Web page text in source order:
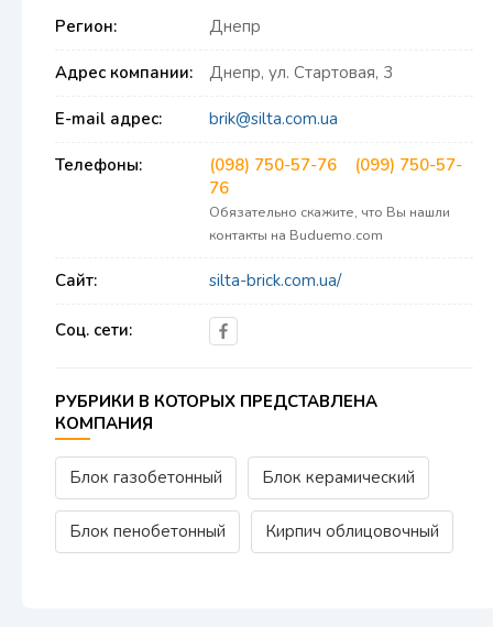
Регион: Днепр
Адрес компании: Днепр, ул. Стартовая, 3
E-mail адрес: brik@silta.com.ua
Телефоны: (098) 750-57-76
(099) 750-57-
76
Обязательно скажите, что Вы нашли
контакты на Buduemo.com
Сайт: silta-brick.com.ua/
Соц. сети:
РУБРИКИ В КОТОРЫХ ПРЕДСТАВЛЕНА
КОМПАНИЯ
Блок газобетонный Блок керамический
Блок пенобетонный Кирпич облицовочный